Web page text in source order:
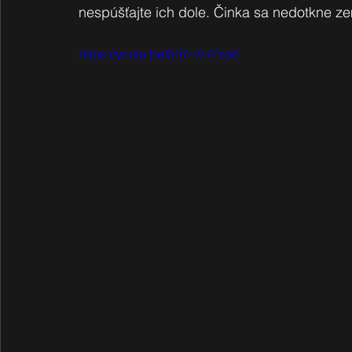
nespúšťajte ich dole. Činka sa nedotkne
https://youtu.be/507--VJ7zp8